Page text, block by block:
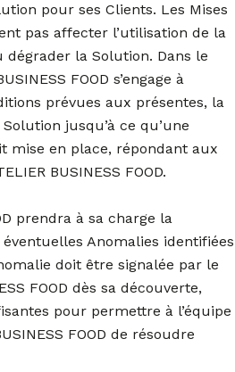
pour ses Clients. Les Mises
pas affecter l’utilisation de la
la Solution. Dans le
FOOD s’engage à
prévues aux présentes, la
jusqu’à ce qu’une
mise en place, répondant aux
BUSINESS FOOD.
prendra à sa charge la
Anomalies identifiées
doit être signalée par le
FOOD dès sa découverte,
pour permettre à l’équipe
FOOD de résoudre